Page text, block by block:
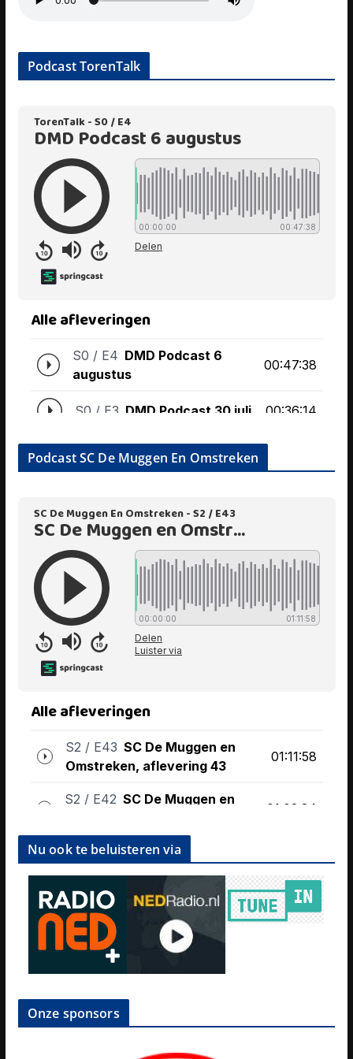
Podcast TorenTalk
Podcast SC De Muggen En Omstreken
Nu ook te beluisteren via
Onze sponsors